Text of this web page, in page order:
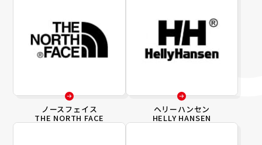
ノースフェイス
THE NORTH FACE
ヘリーハンセン
HELLY HANSEN